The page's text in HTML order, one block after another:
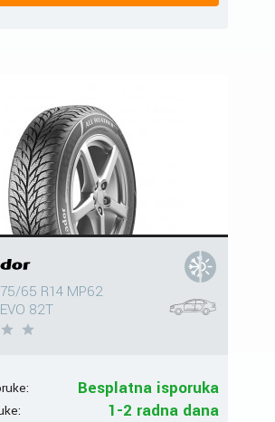
65 R14 MP62
82T
Besplatna isporuka
1-2 radna dana